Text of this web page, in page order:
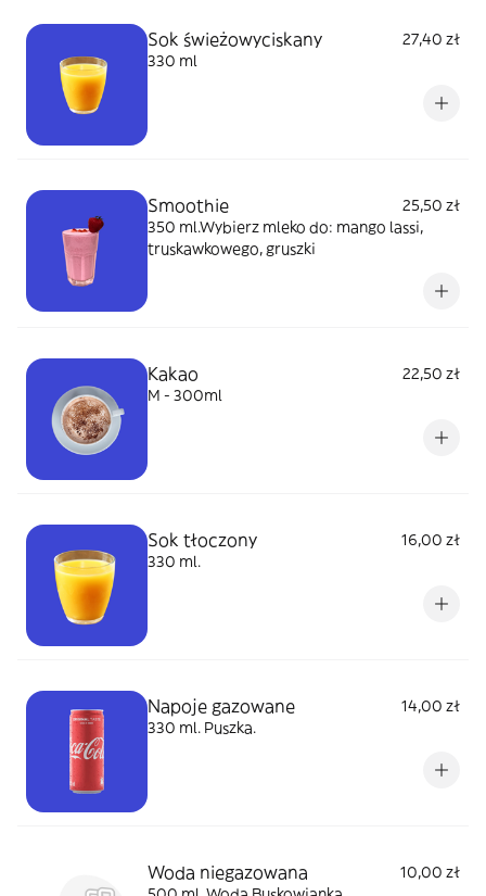
Sok świeżowyciskany
27,40 zł
330 ml
Smoothie
25,50 zł
350 ml.Wybierz mleko do: mango lassi,
truskawkowego, gruszki
Kakao
22,50 zł
M - 300ml
Sok tłoczony
16,00 zł
330 ml.
Napoje gazowane
14,00 zł
330 ml. Puszka.
Woda niegazowana
10,00 zł